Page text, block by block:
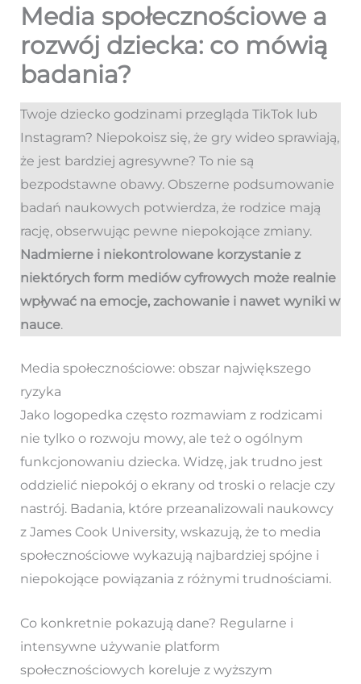
Media społecznościowe a
rozwój dziecka: co mówią
badania?
Twoje dziecko godzinami przegląda TikTok lub
Instagram? Niepokoisz się, że gry wideo sprawiają,
że jest bardziej agresywne? To nie są
bezpodstawne obawy. Obszerne podsumowanie
badań naukowych potwierdza, że rodzice mają
rację, obserwując pewne niepokojące zmiany.
Nadmierne i niekontrolowane korzystanie z
niektórych form mediów cyfrowych może realnie
wpływać na emocje, zachowanie i nawet wyniki w
nauce.
Media społecznościowe: obszar największego
ryzyka
Jako logopedka często rozmawiam z rodzicami
nie tylko o rozwoju mowy, ale też o ogólnym
funkcjonowaniu dziecka. Widzę, jak trudno jest
oddzielić niepokój o ekrany od troski o relacje czy
nastrój. Badania, które przeanalizowali naukowcy
z James Cook University, wskazują, że to media
społecznościowe wykazują najbardziej spójne i
niepokojące powiązania z różnymi trudnościami.
Co konkretnie pokazują dane? Regularne i
intensywne używanie platform
społecznościowych koreluje z wyższym